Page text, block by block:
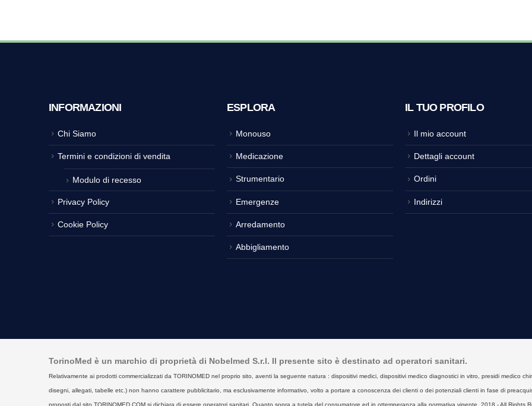
INFORMAZIONI
Chi Siamo
Termini e condizioni di vendita
Modulo di recesso
Privacy Policy
Cookie Policy
ESPLORA
Monouso
Medicazione
Strumentario
Emergenze
Arredamento
Abbigliamento
IL TUO PROFILO
Il mio account
Dettagli account
Ordini
Indirizzi
TorinoMed è un marchio di proprietà di Nobelmed S.r.l. Il presente sito è destinato ad operatori sanitari.
Relativamente ai prodotti commercializzati da TORINOMED nel proprio sito, aventi la seguente natura : dispositivi medici, dispositivi medico diagnostici in vitro, presidi medico
disegni, allegati, tabelle etc.) non hanno carattere pubblicitario, ma esclusivamente informativo, volto a portare a conoscenza dei clienti o dei potenziali clienti in fase di
proposti dal sito TORINOMED.COM si dichiara di essere operatori sanitari. Quanto sopra a tutela del consumatore ed in ottemperanza alla normativa vigente. 2018 - All Rights